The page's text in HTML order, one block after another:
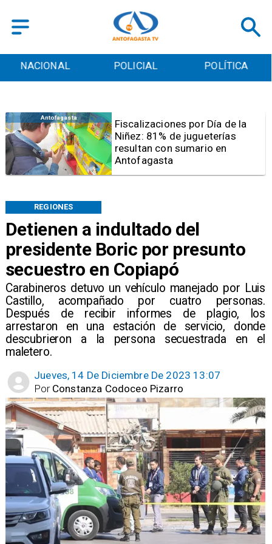
POLICIAL POLÍTICA CULTURA
Detienen a indultado del
presidente Boric por presunto
secuestro en Copiapó
Carabineros detuvo un vehículo manejado por Luis
Castillo, acompañado por cuatro personas.
Después de recibir informes de plagio, los
arrestaron en una estación de servicio, donde
descubrieron a la persona secuestrada en el
maletero.
REGIONES
Jueves, 14 De Diciembre De 2023 13:07
Constanza Codoceo Pizarro
Por
Antofagasta
Tribunal frena opción de pena
mixta para Karen Rojo por ahora